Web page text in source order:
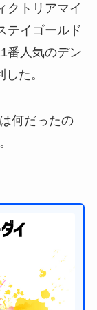
クトリアマイ
テイゴールド
番人気のデン
た。
何だったの